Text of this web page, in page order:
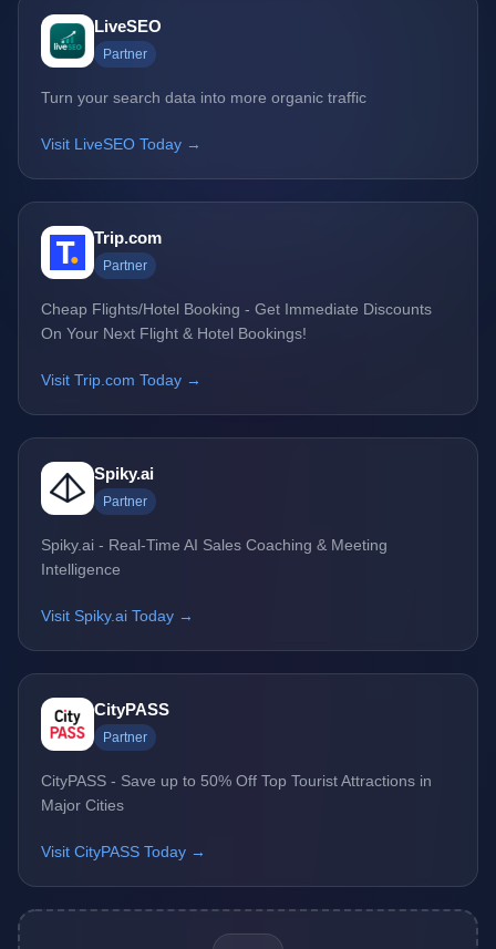
LiveSEO
Partner
Turn your search data into more organic traffic
Visit LiveSEO Today →
Trip.com
Partner
Cheap Flights/Hotel Booking - Get Immediate Discounts
On Your Next Flight & Hotel Bookings!
Visit Trip.com Today →
Spiky.ai
Partner
Spiky.ai - Real-Time AI Sales Coaching & Meeting
Intelligence
Visit Spiky.ai Today →
CityPASS
Partner
CityPASS - Save up to 50% Off Top Tourist Attractions in
Major Cities
Visit CityPASS Today →